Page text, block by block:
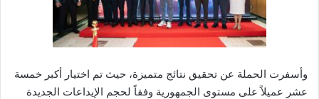
وأسفرت الحملة عن تحقيق نتائج متميزة، حيث تم اختيار أكبر خمسة
عشر عميلاً على مستوى الجمهورية وفقاً لحجم الإيداعات الجديدة